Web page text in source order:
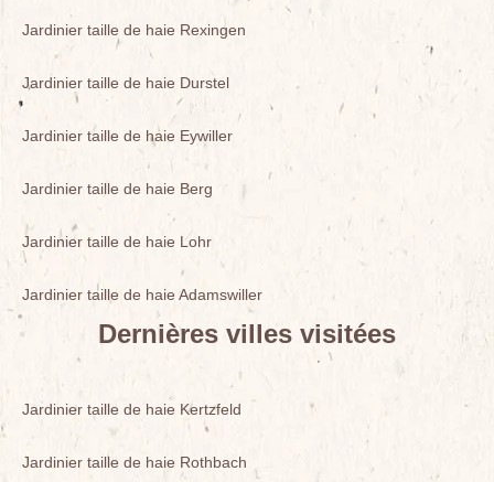
Jardinier taille de haie Rexingen
Jardinier taille de haie Durstel
Jardinier taille de haie Eywiller
Jardinier taille de haie Berg
Jardinier taille de haie Lohr
Jardinier taille de haie Adamswiller
Dernières villes visitées
Jardinier taille de haie Kertzfeld
Jardinier taille de haie Rothbach